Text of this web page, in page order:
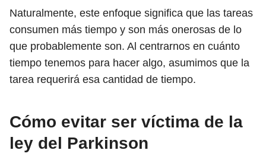
Naturalmente, este enfoque significa que las tareas
consumen más tiempo y son más onerosas de lo
que probablemente son. Al centrarnos en cuánto
tiempo tenemos para hacer algo, asumimos que la
tarea requerirá esa cantidad de tiempo.
Cómo evitar ser víctima de la
ley del Parkinson